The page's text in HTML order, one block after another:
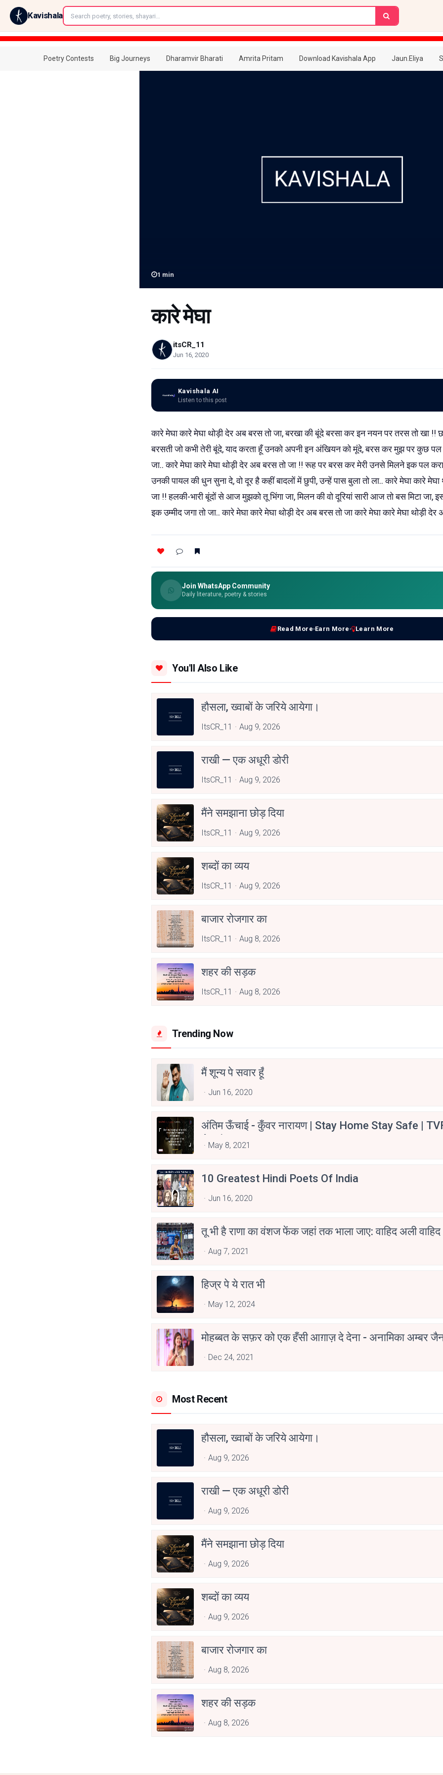
Kavishala
Poetry Contests Big Journeys Dharamvir Bharati Amrita Pritam Download Kavishala App Jaun.Eliya
1 min
कारे मेघा
itsCR_11
Jun 16, 2020
Kavishala AI
Listen to this post
कारे मेघा कारे मेघा थोड़ी देर अब बरस तो जा, बरखा की बूंदे बरसा कर इन नयन पर तरस तो खा
बरसती जो कभी तेरी बूंदे, याद करता हूँ उनको अपनी इन अंखियन को मूंदे, बरस कर मुझ पर कुछ पल
जा.. कारे मेघा कारे मेघा थोड़ी देर अब बरस तो जा !! रूह पर बरस कर मेरी उनसे मिलने इक पल
उनकी पायल की धुन सुना दे, वो दूर है कहीं बादलों में छुपी, उन्हें पास बुला तो ला.. कारे मेघा कारे
जा !! हलकी-भारी बूंदों से आज मुझको तू भिंगा जा, मिलन की वो दूरियां सारी आज तो बस मिटा जा,
इक उम्मीद जगा तो जा.. कारे मेघा कारे मेघा थोड़ी देर अब बरस तो जा कारे मेघा कारे मेघा थोड़ी देर
Join WhatsApp Community
Daily literature, poetry & stories
Read More Earn More Learn More
You'll Also Like
हौसला, ख्वाबों के जरिये आयेगा।
ItsCR_11 Aug 9, 2026
राखी — एक अधूरी डोरी
ItsCR_11 Aug 9, 2026
मैंने समझाना छोड़ दिया
ItsCR_11 Aug 9, 2026
शब्दों का व्यय
ItsCR_11 Aug 9, 2026
बाजार रोजगार का
ItsCR_11 Aug 8, 2026
शहर की सड़क
ItsCR_11 Aug 8, 2026
Trending Now
मैं शून्य पे सवार हूँ
Jun 16, 2020
अंतिम ऊँचाई - कुँवर नारायण | Stay Home Stay Safe |
Aspirants
May 8, 2021
10 Greatest Hindi Poets Of India
Jun 16, 2020
तू भी है राणा का वंशज फेंक जहां तक भाला जाए: वाहिद अली वाहिद
Aug 7, 2021
हिज्र पे ये रात भी
May 12, 2024
मोहब्बत के सफ़र को एक हँसी आग़ाज़ दे देना - अनामिका अम्बर
Dec 24, 2021
Most Recent
हौसला, ख्वाबों के जरिये आयेगा।
Aug 9, 2026
राखी — एक अधूरी डोरी
Aug 9, 2026
मैंने समझाना छोड़ दिया
Aug 9, 2026
शब्दों का व्यय
Aug 9, 2026
बाजार रोजगार का
Aug 8, 2026
शहर की सड़क
Aug 8, 2026